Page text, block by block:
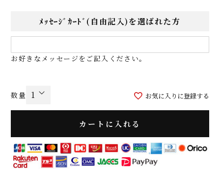
ﾒｯｾｰｼﾞｶｰﾄﾞ(自由記入)を選ばれた方
お好きなメッセージをご記入ください。
お気に入りに登録する
カートに入れる